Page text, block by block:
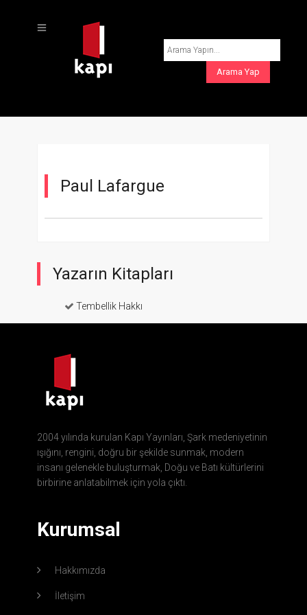
Paul Lafargue
Yazarın Kitapları
Tembellik Hakkı
2004 yılında kurulan Kapı Yayınları, Şark medeniyetinin
ışığını, rengini, doğru bir şekilde sunmak, modern
insanı gelenekle buluşturmak, Doğu ve Batı kültürlerini
birbirine anlatabilmek için yola çıktı.
Kurumsal
Hakkımızda
İletişim